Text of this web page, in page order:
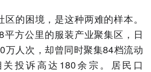
的困境，是这种两难的样本。
平方公里的服装产业聚集区，日
万人次，却曾同时聚集84档流动
投诉高达180余宗。居民口